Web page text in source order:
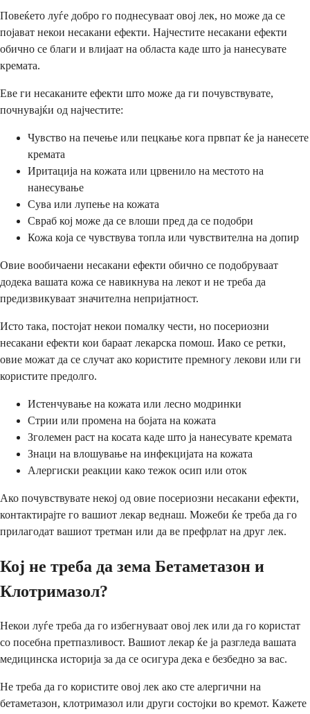
Повеќето луѓе добро го поднесуваат овој лек, но може да се
појават некои несакани ефекти. Најчестите несакани ефекти
обично се благи и влијаат на областа каде што ја нанесувате
кремата.
Еве ги несаканите ефекти што може да ги почувствувате,
почнувајќи од најчестите:
Чувство на печење или пецкање кога првпат ќе ја нанесете
кремата
Иритација на кожата или црвенило на местото на
нанесување
Сува или лупење на кожата
Свраб кој може да се влоши пред да се подобри
Кожа која се чувствува топла или чувствителна на допир
Овие вообичаени несакани ефекти обично се подобруваат
додека вашата кожа се навикнува на лекот и не треба да
предизвикуваат значителна непријатност.
Исто така, постојат некои помалку чести, но посериозни
несакани ефекти кои бараат лекарска помош. Иако се ретки,
овие можат да се случат ако користите премногу лекови или ги
користите предолго.
Истенчување на кожата или лесно модринки
Стрии или промена на бојата на кожата
Зголемен раст на косата каде што ја нанесувате кремата
Знаци на влошување на инфекцијата на кожата
Алергиски реакции како тежок осип или оток
Ако почувствувате некој од овие посериозни несакани ефекти,
контактирајте го вашиот лекар веднаш. Можеби ќе треба да го
прилагодат вашиот третман или да ве префрлат на друг лек.
Кој не треба да зема Бетаметазон и
Клотримазол?
Некои луѓе треба да го избегнуваат овој лек или да го користат
со посебна претпазливост. Вашиот лекар ќе ја разгледа вашата
медицинска историја за да се осигура дека е безбедно за вас.
Не треба да го користите овој лек ако сте алергични на
бетаметазон, клотримазол или други состојки во кремот. Кажете